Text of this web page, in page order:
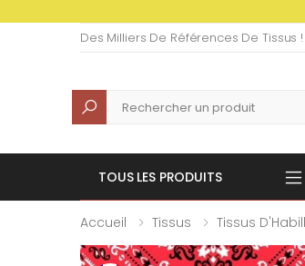
Des Milliers De Références De Tissus !
Recherche
TOUS LES PRODUITS
Accueil Tissus Tissus